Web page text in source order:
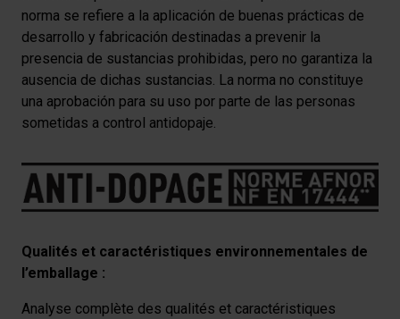
norma se refiere a la aplicación de buenas prácticas de
desarrollo y fabricación destinadas a prevenir la
presencia de sustancias prohibidas, pero no garantiza la
ausencia de dichas sustancias. La norma no constituye
una aprobación para su uso por parte de las personas
sometidas a control antidopaje.
Qualités et caractéristiques environnementales de
l’emballage :
Analyse complète des qualités et caractéristiques